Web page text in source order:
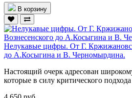
В корзину
Нелукавые цифры. От Г.
до А.Косыгина и В. Черномырдина.
Настоящий очерк адресован
которые в силу критического